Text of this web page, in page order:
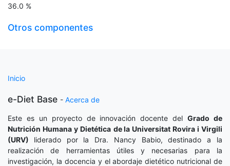
36.0 %
Otros componentes
Inicio
e-Diet Base - Acerca de
Este es un proyecto de innovación docente delGrado de
Nutrición Humana y Dietética de la Universitat Rovira i Virgili
(URV) liderado por la Dra. Nancy Babio, destinado a la
realización de herramientas útiles y necesarias para la
investigación, la docencia y el abordaje dietético nutricional de